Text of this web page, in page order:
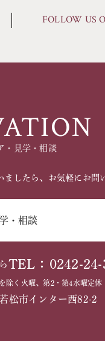
FOLLOW US
・見学・相談
ましたら、お気軽にお問
・相談
TEL：0242-24-
く火曜、第2・第4水曜定休
松市インター西82-2